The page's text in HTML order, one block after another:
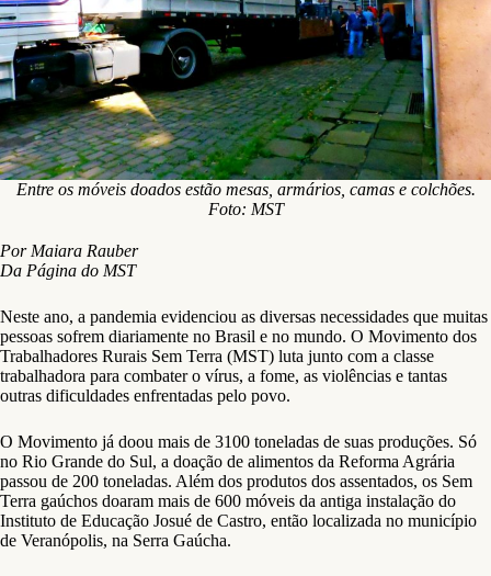
Entre os móveis doados estão mesas, armários, camas e colchões.
Foto: MST
Por Maiara Rauber
Da Página do MST
Neste ano, a pandemia evidenciou as diversas necessidades que muitas
pessoas sofrem diariamente no Brasil e no mundo. O Movimento dos
Trabalhadores Rurais Sem Terra (MST) luta junto com a classe
trabalhadora para combater o vírus, a fome, as violências e tantas
outras dificuldades enfrentadas pelo povo.
O Movimento já doou mais de 3100 toneladas de suas produções. Só
no Rio Grande do Sul, a doação de alimentos da Reforma Agrária
passou de 200 toneladas. Além dos produtos dos assentados, os Sem
Terra gaúchos doaram mais de 600 móveis da antiga instalação do
Instituto de Educação Josué de Castro, então localizada no município
de Veranópolis, na Serra Gaúcha.